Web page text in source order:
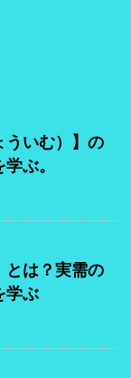
ういむ）】の
ぶ。
とは？実需の
学ぶ